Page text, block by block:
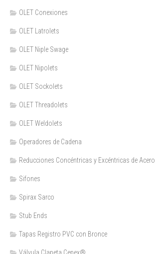
OLET Conexiones
OLET Latrolets
OLET Niple Swage
OLET Nipolets
OLET Sockolets
OLET Threadolets
OLET Weldolets
Operadores de Cadena
Reducciones Concéntricas y Excéntricas de Acero
Sifones
Spirax Sarco
Stub Ends
Tapas Registro PVC con Bronce